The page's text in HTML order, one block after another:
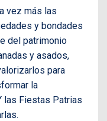
vez más las
y bondades
del patrimonio
y asados,
para
la
las Fiestas Patrias